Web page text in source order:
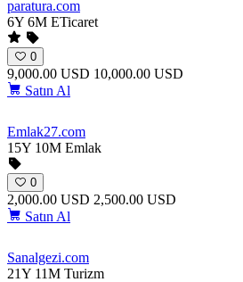
paratura.com
6Y 6M ETicaret
0
9,000.00 USD 10,000.00 USD
Satın Al
Emlak27.com
15Y 10M Emlak
0
2,000.00 USD 2,500.00 USD
Satın Al
Sanalgezi.com
21Y 11M Turizm